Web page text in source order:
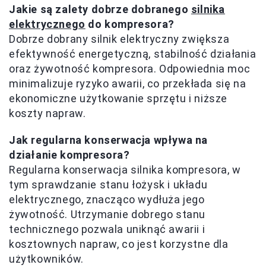
Jakie są zalety dobrze dobranego silnika
elektrycznego do kompresora?
Dobrze dobrany silnik elektryczny zwiększa
efektywność energetyczną, stabilność działania
oraz żywotność kompresora. Odpowiednia moc
minimalizuje ryzyko awarii, co przekłada się na
ekonomiczne użytkowanie sprzętu i niższe
koszty napraw.
Jak regularna konserwacja wpływa na
działanie kompresora?
Regularna konserwacja silnika kompresora, w
tym sprawdzanie stanu łożysk i układu
elektrycznego, znacząco wydłuża jego
żywotność. Utrzymanie dobrego stanu
technicznego pozwala uniknąć awarii i
kosztownych napraw, co jest korzystne dla
użytkowników.